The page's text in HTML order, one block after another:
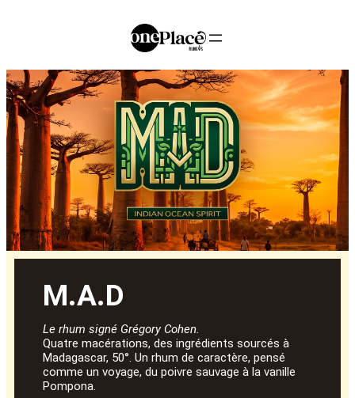
M.A.D
Le rhum signé Grégory Cohen.
Quatre macérations, des ingrédients sourcés à
Madagascar, 50°. Un rhum de caractère, pensé
comme un voyage, du poivre sauvage à la vanille
Pompona.